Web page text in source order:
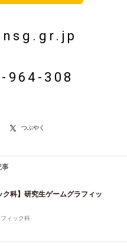
964-308
つぶやく
事
ク科】研究生ゲームグラフィッ
ィック科